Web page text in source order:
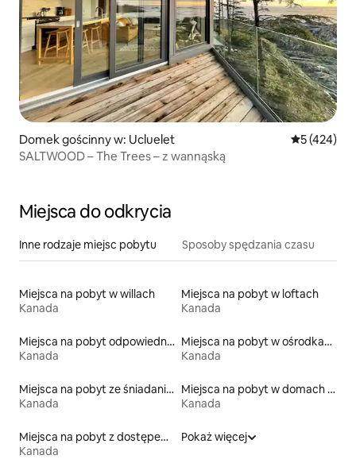
Domek gościnny w: Ucluelet Średnia
5 (424)
SALTWOOD – The Trees – z wannąską
Miejsca do odkrycia
Inne rodzaje miejsc pobytu Sposoby spędzania czasu
Miejsca na pobyt w willach
Kanada
Miejsca na pobyt w loftach
Kanada
Miejsca na pobyt odpowiednie dla rodzin
Kanada
Miejsca na pobyt w ośrodkach wypoczynkowych
Kanada
Miejsca na pobyt ze śniadaniem
Kanada
Miejsca na pobyt w domach przy plaży
Kanada
Miejsca na pobyt z dostępem do plaży
Kanada
Pokaż więcej